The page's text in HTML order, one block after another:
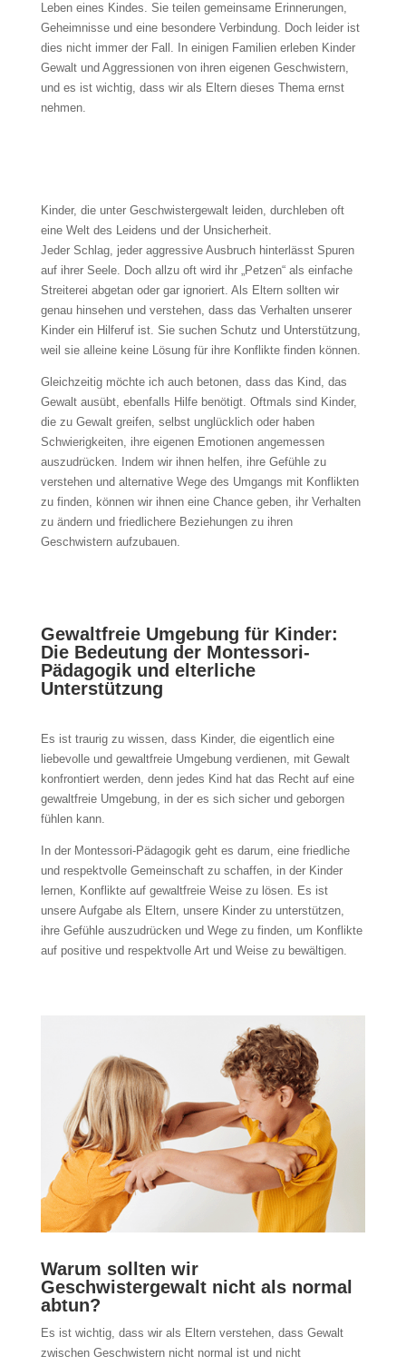
Leben eines Kindes. Sie teilen gemeinsame Erinnerungen,
Geheimnisse und eine besondere Verbindung. Doch leider ist
dies nicht immer der Fall. In einigen Familien erleben Kinder
Gewalt und Aggressionen von ihren eigenen Geschwistern,
und es ist wichtig, dass wir als Eltern dieses Thema ernst
nehmen.
Kinder, die unter Geschwistergewalt leiden, durchleben oft
eine Welt des Leidens und der Unsicherheit.
Jeder Schlag, jeder aggressive Ausbruch hinterlässt Spuren
auf ihrer Seele. Doch allzu oft wird ihr „Petzen“ als einfache
Streiterei abgetan oder gar ignoriert. Als Eltern sollten wir
genau hinsehen und verstehen, dass das Verhalten unserer
Kinder ein Hilferuf ist. Sie suchen Schutz und Unterstützung,
weil sie alleine keine Lösung für ihre Konflikte finden können.
Gleichzeitig möchte ich auch betonen, dass das Kind, das
Gewalt ausübt, ebenfalls Hilfe benötigt. Oftmals sind Kinder,
die zu Gewalt greifen, selbst unglücklich oder haben
Schwierigkeiten, ihre eigenen Emotionen angemessen
auszudrücken. Indem wir ihnen helfen, ihre Gefühle zu
verstehen und alternative Wege des Umgangs mit Konflikten
zu finden, können wir ihnen eine Chance geben, ihr Verhalten
zu ändern und friedlichere Beziehungen zu ihren
Geschwistern aufzubauen.
Gewaltfreie Umgebung für Kinder:
Die Bedeutung der Montessori-
Pädagogik und elterliche
Unterstützung
Es ist traurig zu wissen, dass Kinder, die eigentlich eine
liebevolle und gewaltfreie Umgebung verdienen, mit Gewalt
konfrontiert werden, denn jedes Kind hat das Recht auf eine
gewaltfreie Umgebung, in der es sich sicher und geborgen
fühlen kann.
In der Montessori-Pädagogik geht es darum, eine friedliche
und respektvolle Gemeinschaft zu schaffen, in der Kinder
lernen, Konflikte auf gewaltfreie Weise zu lösen. Es ist
unsere Aufgabe als Eltern, unsere Kinder zu unterstützen,
ihre Gefühle auszudrücken und Wege zu finden, um Konflikte
auf positive und respektvolle Art und Weise zu bewältigen.
Warum sollten wir
Geschwistergewalt nicht als normal
abtun?
Es ist wichtig, dass wir als Eltern verstehen, dass Gewalt
zwischen Geschwistern nicht normal ist und nicht